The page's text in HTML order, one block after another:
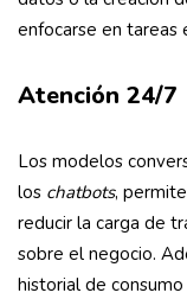
enfocarse en tareas
Atención 24/7
Los modelos
los chatbots,
reducir la carga de
sobre el negocio.
historial de